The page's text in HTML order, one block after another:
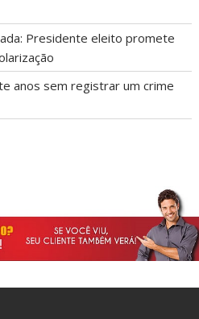
Presidente eleito promete
anos sem registrar um crime